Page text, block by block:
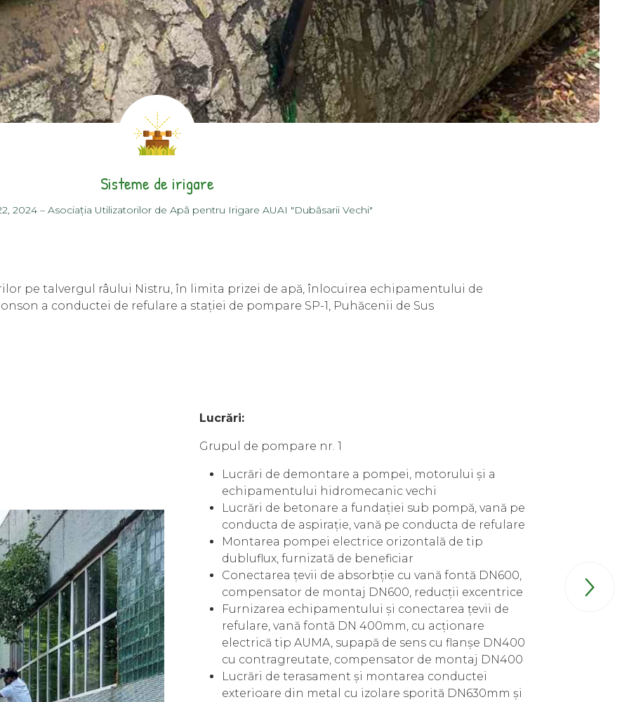
Sisteme de irigare
2024– Asociația Utilizatorilor de Apă pentru Irigare AUAI "Dubăsarii Vechi"
pe talvergul râului Nistru, în limita prizei de apă, înlocuirea echipamentului de
a conductei de refulare a stației de pompare SP-1, Puhăcenii de Sus
Lucrări:
Grupul de pompare nr. 1
Lucrări de demontare a pompei, motorului și a
echipamentului hidromecanic vechi
Lucrări de betonare a fundației sub pompă, vană pe
conducta de aspirație, vană pe conducta de refulare
Montarea pompei electrice orizontală de tip
dubluflux, furnizată de beneficiar
Conectarea țevii de absorbție cu vană fontă DN600,
compensator de montaj DN600, reducții excentrice
Furnizarea echipamentului și conectarea țevii de
refulare, vană fontă DN 400mm, cu acționare
electrică tip AUMA, supapă de sens cu flanșe DN400
cu contragreutate, compensator de montaj DN400
Lucrări de terasament și montarea conductei
exterioare din metal cu izolare sporită DN630mm și
